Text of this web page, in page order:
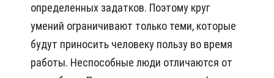
определенных задатков. Поэтому круг
умений ограничивают только теми, которые
будут приносить человеку пользу во время
работы. Неспособные люди отличаются от